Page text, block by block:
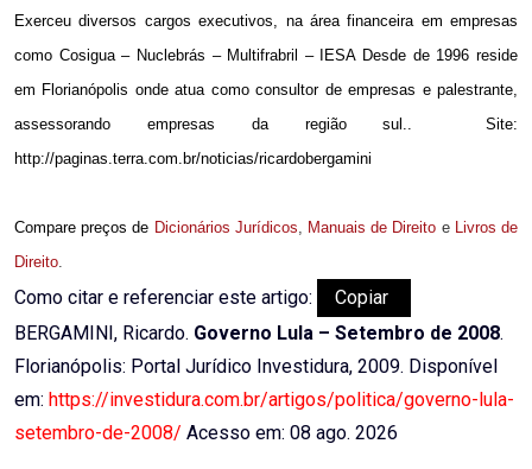
Exerceu diversos cargos executivos, na área financeira em empresas
como Cosigua – Nuclebrás – Multifrabril – IESA Desde de 1996 reside
em Florianópolis onde atua como consultor de empresas e palestrante,
assessorando empresas da região sul..
Site:
http://paginas.terra.com.br/noticias/ricardobergamini
Compare preços de Dicionários Jurídicos, Manuais de Direito e Livros de
Direito.
Como citar e referenciar este artigo:
Copiar
BERGAMINI, Ricardo. Governo Lula – Setembro de 2008.
Florianópolis: Portal Jurídico Investidura, 2009. Disponível
em: https://investidura.com.br/artigos/politica/governo-lula-
setembro-de-2008/ Acesso em: 08 ago. 2026